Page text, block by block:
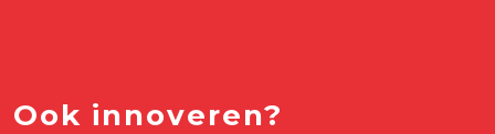
Ook innoveren?